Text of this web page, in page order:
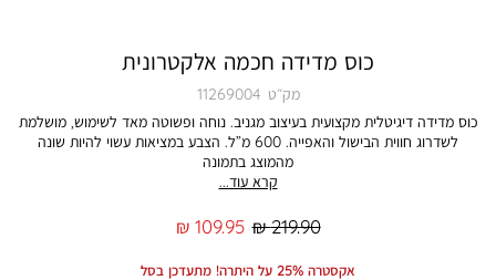
כוס מדידה חכמה אלקטרונית
מק״ט 11269004
כוס מדידה דיגיטלית מקצועית בעיצוב מגניב. נוחה ופשוטה מאד לשימוש, מושלמת
לשדרוג חווית הבישול והאפייה. 600 מ”ל. הצבע במציאות עשוי להיות שונה
מהמוצג בתמונה
קרא עוד...
מחיר
109.95 ₪
מחיר
219.90 ₪
אקסטרה 25% על היתרה! מתעדכן בסל